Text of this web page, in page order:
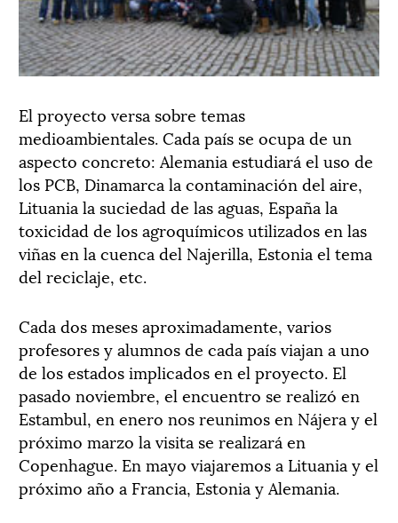
El proyecto versa sobre temas
medioambientales. Cada país se ocupa de un
aspecto concreto: Alemania estudiará el uso de
los PCB, Dinamarca la contaminación del aire,
Lituania la suciedad de las aguas, España la
toxicidad de los agroquímicos utilizados en las
viñas en la cuenca del Najerilla, Estonia el tema
del reciclaje, etc.
Cada dos meses aproximadamente, varios
profesores y alumnos de cada país viajan a uno
de los estados implicados en el proyecto. El
pasado noviembre, el encuentro se realizó en
Estambul, en enero nos reunimos en Nájera y el
próximo marzo la visita se realizará en
Copenhague. En mayo viajaremos a Lituania y el
próximo año a Francia, Estonia y Alemania.